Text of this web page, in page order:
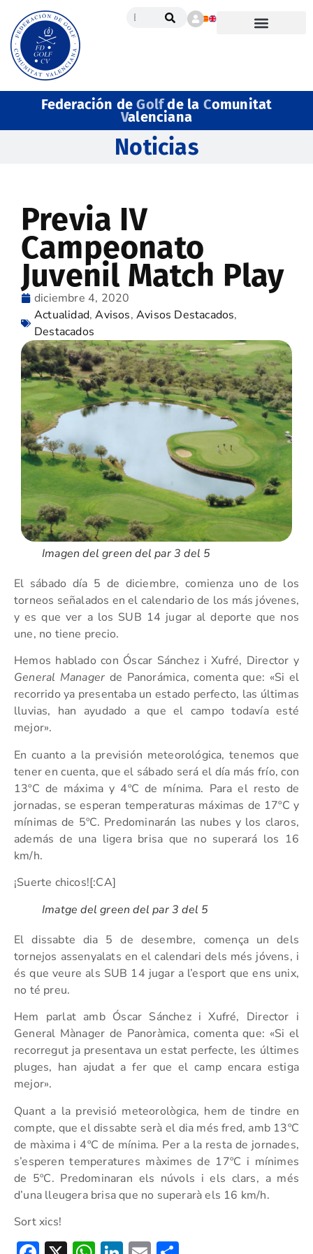
Federación deGolfde la Comunitat
Valenciana
Noticias
Previa IV
Campeonato
Juvenil Match Play
diciembre 4, 2020
Actualidad,Avisos,Avisos Destacados,
Destacados
Imagen del green del par 3 del 5
El sábado día 5 de diciembre, comienza uno de los
torneos señalados en el calendario de los más jóvenes,
y es que ver a los SUB 14 jugar al deporte que nos
une, no tiene precio.
Hemos hablado con Óscar Sánchez i Xufré, Director y
General Manager de Panorámica, comenta que: «Si el
recorrido ya presentaba un estado perfecto, las últimas
lluvias, han ayudado a que el campo todavía esté
mejor».
En cuanto a la previsión meteorológica, tenemos que
tener en cuenta, que el sábado será el día más frío, con
13ºC de máxima y 4ºC de mínima. Para el resto de
jornadas, se esperan temperaturas máximas de 17ºC y
mínimas de 5ºC. Predominarán las nubes y los claros,
además de una ligera brisa que no superará los 16
km/h.
¡Suerte chicos![:CA]
Imatge del green del par 3 del 5
El dissabte dia 5 de desembre, comença un dels
tornejos assenyalats en el calendari dels més jóvens, i
és que veure als SUB 14 jugar a l’esport que ens unix,
no té preu.
Hem parlat amb Óscar Sánchez i Xufré, Director i
General Mànager de Panoràmica, comenta que: «Si el
recorregut ja presentava un estat perfecte, les últimes
pluges, han ajudat a fer que el camp encara estiga
mejor».
Quant a la previsió meteorològica, hem de tindre en
compte, que el dissabte serà el dia més fred, amb 13ºC
de màxima i 4ºC de mínima. Per a la resta de jornades,
s’esperen temperatures màximes de 17ºC i mínimes
de 5ºC. Predominaran els núvols i els clars, a més
d’una lleugera brisa que no superarà els 16 km/h.
Sort xics!